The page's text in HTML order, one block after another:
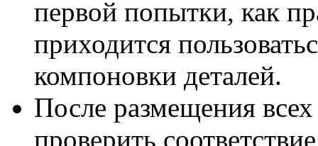
первой попытки, как
приходится
компоновки деталей.
После размещения
проверить